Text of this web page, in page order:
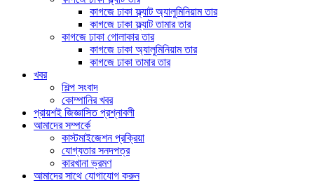
কাগজে ঢাকা ফ্ল্যাট অ্যালুমিনিয়াম তার
কাগজে ঢাকা ফ্ল্যাট তামার তার
কাগজে ঢাকা গোলাকার তার
কাগজে ঢাকা অ্যালুমিনিয়াম তার
কাগজে ঢাকা তামার তার
খবর
শিল্প সংবাদ
কোম্পানির খবর
প্রায়শই জিজ্ঞাসিত প্রশ্নাবলী
আমাদের সম্পর্কে
কাস্টমাইজেশন প্রক্রিয়া
যোগ্যতার সনদপত্র
কারখানা ভ্রমণ
আমাদের সাথে যোগাযোগ করুন